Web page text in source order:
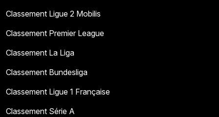
Classement Ligue 2 Mobilis
Classement Premier League
Classement La Liga
Classement Bundesliga
Classement Ligue 1 Française
Classement Série A